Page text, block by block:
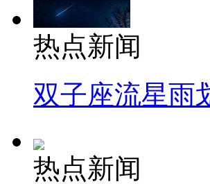
热点新闻
双子座流星雨
热点新闻